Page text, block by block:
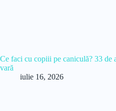
Ce faci cu copiii pe caniculă? 33 de
vară
iulie 16, 2026